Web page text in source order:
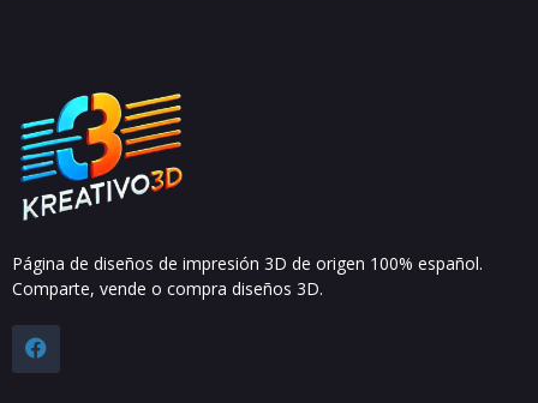
Página de diseños de impresión 3D de origen 100% español.
Comparte, vende o compra diseños 3D.